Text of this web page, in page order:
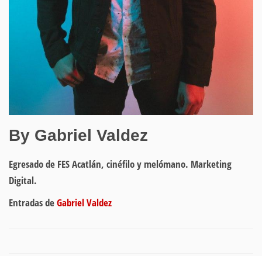
By Gabriel Valdez
Egresado de FES Acatlán, cinéfilo y melómano. Marketing
Digital.
Entradas deGabriel Valdez